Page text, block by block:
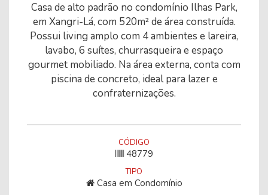
Casa de alto padrão no condomínio Ilhas Park,
em Xangri-Lá, com 520m² de área construída.
Possui living amplo com 4 ambientes e lareira,
lavabo, 6 suítes, churrasqueira e espaço
gourmet mobiliado. Na área externa, conta com
piscina de concreto, ideal para lazer e
confraternizações.
CÓDIGO
48779
TIPO
Casa em Condomínio